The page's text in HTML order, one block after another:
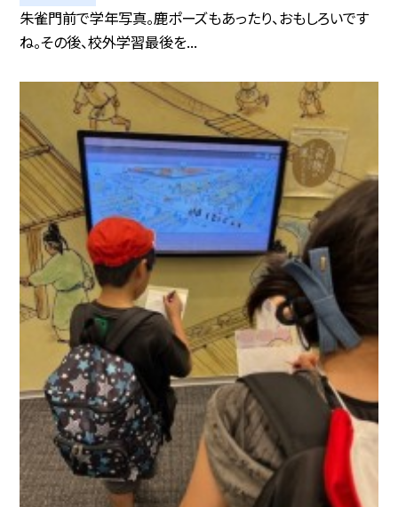
朱雀門前で学年写真。鹿ポーズもあったり、おもしろいです
ね。その後、校外学習最後を...